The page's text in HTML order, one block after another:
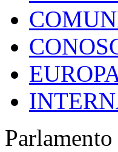
Parlamento